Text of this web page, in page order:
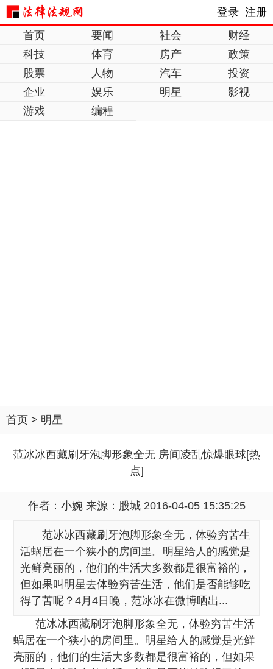
登录 注册
首页
要闻 社会
财经
科技
体育 房产
政策
股票
人物 汽车
投资
企业
娱乐 明星
影视
游戏
编程
首页 > 明星
范冰冰西藏刷牙泡脚形象全无 房间凌乱惊爆眼球[热
点]
作者：小婉 来源： 股城2016-04-05 15:35:25
范冰冰西藏刷牙泡脚形象全无，体验穷苦生
活蜗居在一个狭小的房间里。明星给人的感觉是
光鲜亮丽的，他们的生活大多数都是很富裕的，
但如果叫明星去体验穷苦生活，他们是否能够吃
得了苦呢？4月4日晚，范冰冰在微博晒出...
范冰冰西藏刷牙泡脚形象全无，体验穷苦生活
蜗居在一个狭小的房间里。明星给人的感觉是光鲜
亮丽的，他们的生活大多数都是很富裕的，但如果